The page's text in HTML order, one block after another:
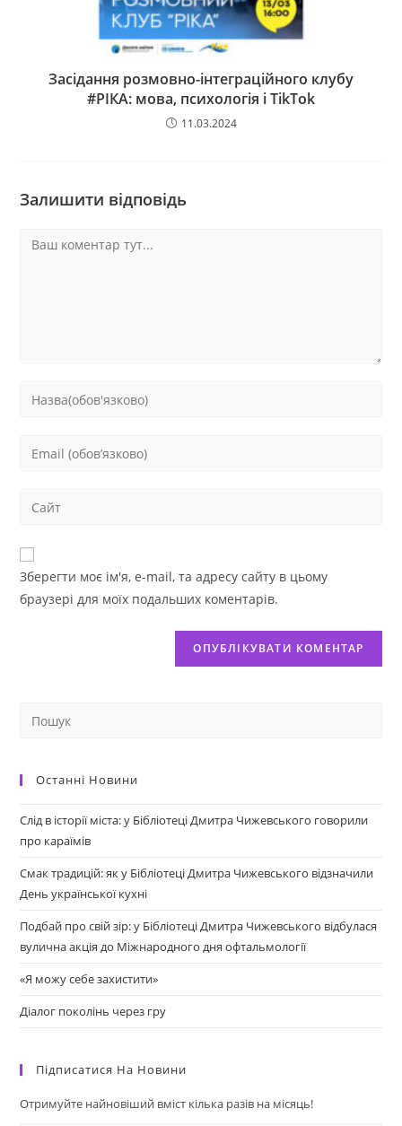
Засідання розмовно-інтеграційного клубу
#РІКА: мова, психологія і TikTok
11.03.2024
Залишити відповідь
Зберегти моє ім'я, e-mail, та адресу сайту в цьому
браузері для моїх подальших коментарів.
Останні Новини
Слід в історії міста: у Бібліотеці Дмитра Чижевського говорили
про караїмів
Смак традицій: як у Бібліотеці Дмитра Чижевського відзначили
День української кухні
Подбай про свій зір: у Бібліотеці Дмитра Чижевського відбулася
вулична акція до Міжнародного дня офтальмології
«Я можу себе захистити»
Діалог поколінь через гру
Підписатися На Новини
Отримуйте найновіший вміст кілька разів на місяць!